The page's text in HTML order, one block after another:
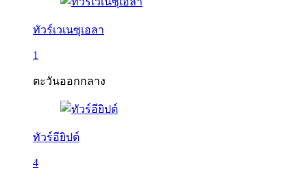
ทัวร์เวเนซุเอลา
1
ตะวันออกกลาง
ทัวร์อียิปต์
4